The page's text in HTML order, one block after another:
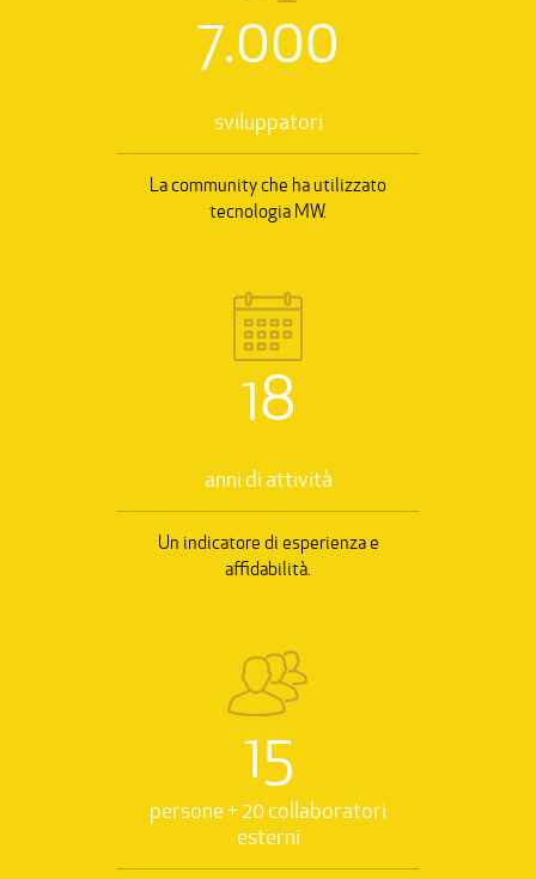
7.000
sviluppatori
La community che ha utilizzato
tecnologia MW.
18
anni di attività
Un indicatore di esperienza e
affidabilità.
15
persone + 20 collaboratori
esterni